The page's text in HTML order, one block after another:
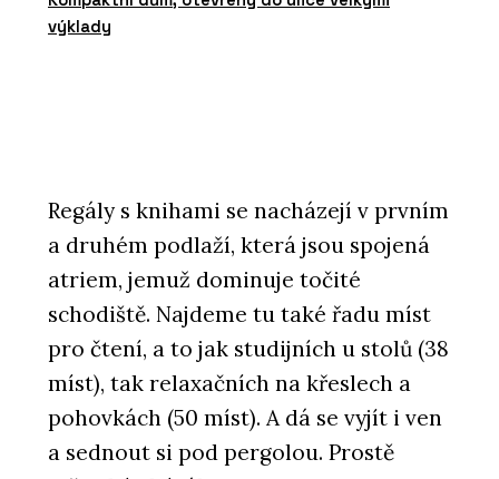
výklady
Regály s knihami se nacházejí v prvním
a druhém podlaží, která jsou spojená
atriem, jemuž dominuje točité
schodiště. Najdeme tu také řadu míst
pro čtení, a to jak studijních u stolů (38
míst), tak relaxačních na křeslech a
pohovkách (50 míst). A dá se vyjít i ven
a sednout si pod pergolou. Prostě